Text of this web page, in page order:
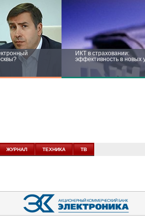
ИКТ в страховании:
эффективность в новых
новых условиях
ЖУРНАЛ ТЕХНИКА ТВ